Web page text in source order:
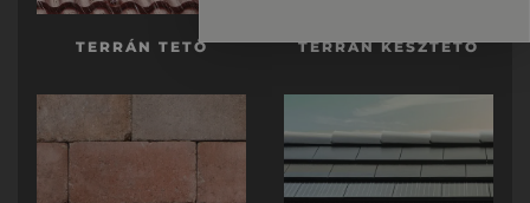
TERRÁN TETŐ TERRÁN KÉSZTETŐ